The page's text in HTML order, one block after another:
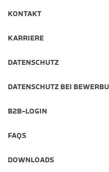
KONTAKT
KARRIERE
DATENSCHUTZ
DATENSCHUTZ BEI
B2B-LOGIN
FAQS
DOWNLOADS